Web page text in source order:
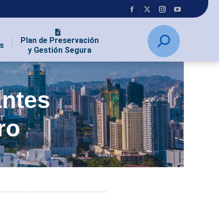
Plan de Preservación
y Gestión Segura